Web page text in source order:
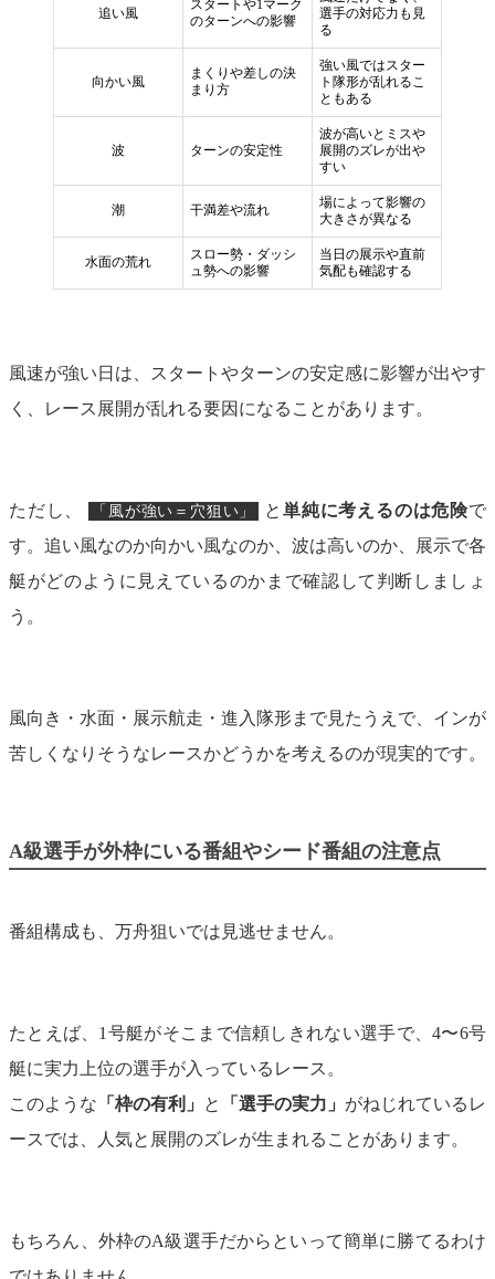
追い風
スタートや1マーク
のターンへの影響
選手の対応力も見
る
向かい風
まくりや差しの決
まり方
強い風ではスター
ト隊形が乱れるこ
ともある
波 ターンの安定性
波が高いとミスや
展開のズレが出や
すい
潮 干満差や流れ
場によって影響の
大きさが異なる
水面の荒れ
スロー勢・ダッシ
ュ勢への影響
当日の展示や直前
気配も確認する
風速が強い日は、スタートやターンの安定感に影響が出やす
く、レース展開が乱れる要因になることがあります。
ただし、 「風が強い＝穴狙い」 と単純に考えるのは危険で
す。追い風なのか向かい風なのか、波は高いのか、展示で各
艇がどのように見えているのかまで確認して判断しましょ
う。
風向き・水面・展示航走・進入隊形まで見たうえで、インが
苦しくなりそうなレースかどうかを考えるのが現実的です。
A級選手が外枠にいる番組やシード番組の注意点
番組構成も、万舟狙いでは見逃せません。
たとえば、1号艇がそこまで信頼しきれない選手で、4〜6号
艇に実力上位の選手が入っているレース。
このような 「枠の有利」 と 「選手の実力」 がねじれているレ
ースでは、人気と展開のズレが生まれることがあります。
もちろん、外枠のA級選手だからといって簡単に勝てるわけ